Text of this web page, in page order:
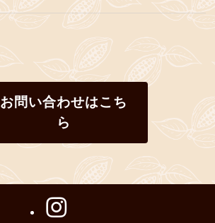
お問い合わせはこち
ら